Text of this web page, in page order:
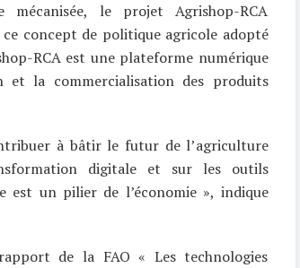
le projet Agrishop-RCA
concept de politique agricole adopté
RCA est une plateforme numérique
la commercialisation des produits
à bâtir le futur de l’agriculture
digitale et sur les outils
est un pilier de l’économie », indique
de la FAO « Les technologies